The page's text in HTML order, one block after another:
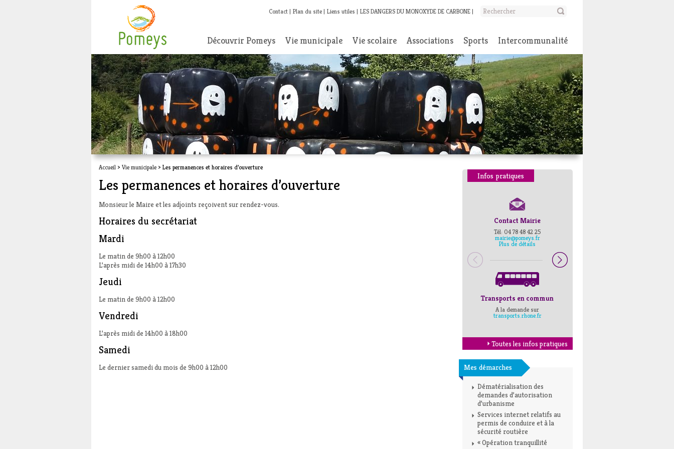
Contact Plan du site Liens utiles LES DANGERS DU MONOXYDE DE CARBONE
Découvrir Pomeys Vie municipale Vie scolaire Associations Sports Intercommunalité
Accueil > Vie municipale > Les permanences et horaires d’ouverture
Les permanences et horaires d’ouverture
Monsieur le Maire et les adjoints reçoivent sur rendez-vous.
Horaires du secrétariat
Mardi
Le matin de 9h00 à 12h00
L’après midi de 14h00 à 17h30
Jeudi
Le matin de 9h00 à 12h00
Vendredi
L’après midi de 14h00 à 18h00
Samedi
Le dernier samedi du mois de 9h00 à 12h00
Infos pratiques
Contact Mairie
Tél: 04 78 48 42 25
mairie@pomeys.fr
Plus de détails
Transports en commun
A la demande sur
transports.rhone.fr
Toutes les infos pratiques
Mes démarches
Dématérialisation des
demandes d’autorisation
d’urbanisme
Services internet relatifs au
permis de conduire et à la
sécurité routière
« Opération tranquillité